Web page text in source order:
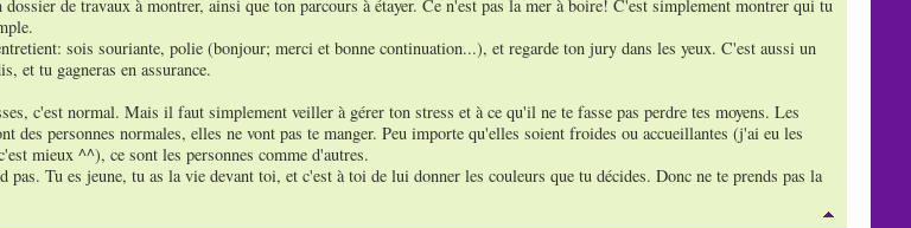
de travaux à montrer, ainsi que ton parcours à étayer. Ce n'est pas la mer à boire! C'est simplement montrer qui tu
sois souriante, polie (bonjour; merci et bonne continuation...), et regarde ton jury dans les yeux. C'est aussi un
et tu gagneras en assurance.
c'est normal. Mais il faut simplement veiller à gérer ton stress et à ce qu'il ne te fasse pas perdre tes moyens. Les
des personnes normales, elles ne vont pas te manger. Peu importe qu'elles soient froides ou accueillantes (j'ai eu les
mieux ^^), ce sont les personnes comme d'autres.
pas. Tu es jeune, tu as la vie devant toi, et c'est à toi de lui donner les couleurs que tu décides. Donc ne te prends pas la